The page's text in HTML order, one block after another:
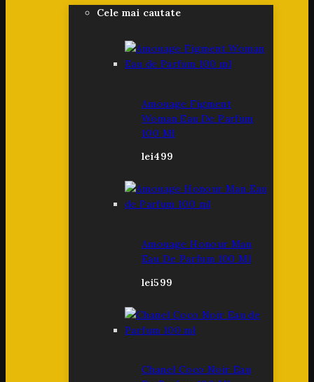
Cele mai cautate
Amouage Figment
Woman Eau De Parfum
100 Ml
lei499
Amouage Honour Man
Eau De Parfum 100 Ml
lei599
Chanel Coco Noir Eau